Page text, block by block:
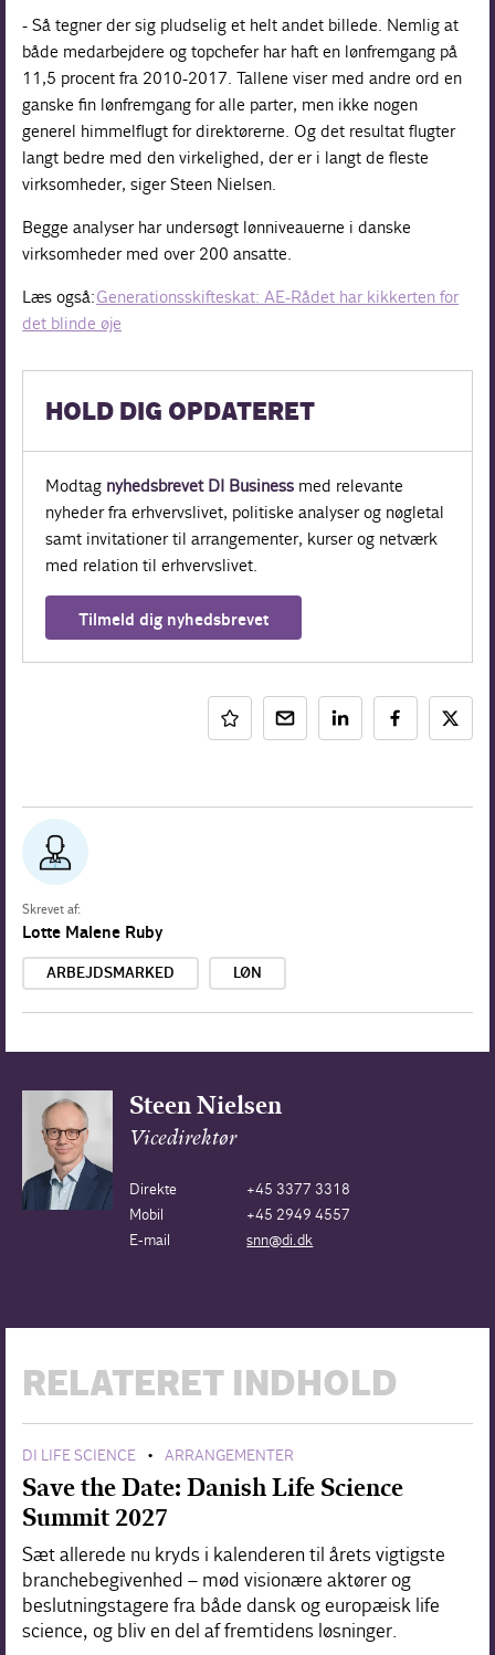
- Så tegner der sig pludselig et helt andet billede. Nemlig at
både medarbejdere og topchefer har haft en lønfremgang på
11,5 procent fra 2010-2017. Tallene viser med andre ord en
ganske fin lønfremgang for alle parter, men ikke nogen
generel himmelflugt for direktørerne. Og det resultat flugter
langt bedre med den virkelighed, der er i langt de fleste
virksomheder, siger Steen Nielsen.
Begge analyser har undersøgt lønniveauerne i danske
virksomheder med over 200 ansatte.
Læs også:Generationsskifteskat: AE-Rådet har kikkerten for
det blinde øje
HOLD DIG OPDATERET
Modtag nyhedsbrevet DI Business med relevante
nyheder fra erhvervslivet, politiske analyser og nøgletal
samt invitationer til arrangementer, kurser og netværk
med relation til erhvervslivet.
Tilmeld dig nyhedsbrevet
Skrevet af:
Lotte Malene Ruby
ARBEJDSMARKED LØN
Steen Nielsen
Vicedirektør
Direkte
+45 3377 3318
Mobil
+45 2949 4557
E-mail
snn@di.dk
RELATERET INDHOLD
DI LIFE SCIENCE • ARRANGEMENTER
Save the Date: Danish Life Science
Summit 2027
Sæt allerede nu kryds i kalenderen til årets vigtigste
branchebegivenhed – mød visionære aktører og
beslutningstagere fra både dansk og europæisk life
science, og bliv en del af fremtidens løsninger.